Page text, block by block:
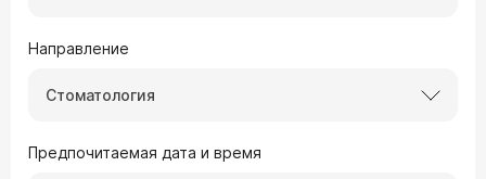
Направление
Стоматология
Предпочитаемая дата и время